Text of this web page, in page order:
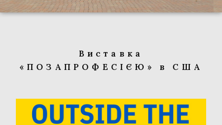
Виставка
«ПОЗАПРОФЕСІЄЮ» в США